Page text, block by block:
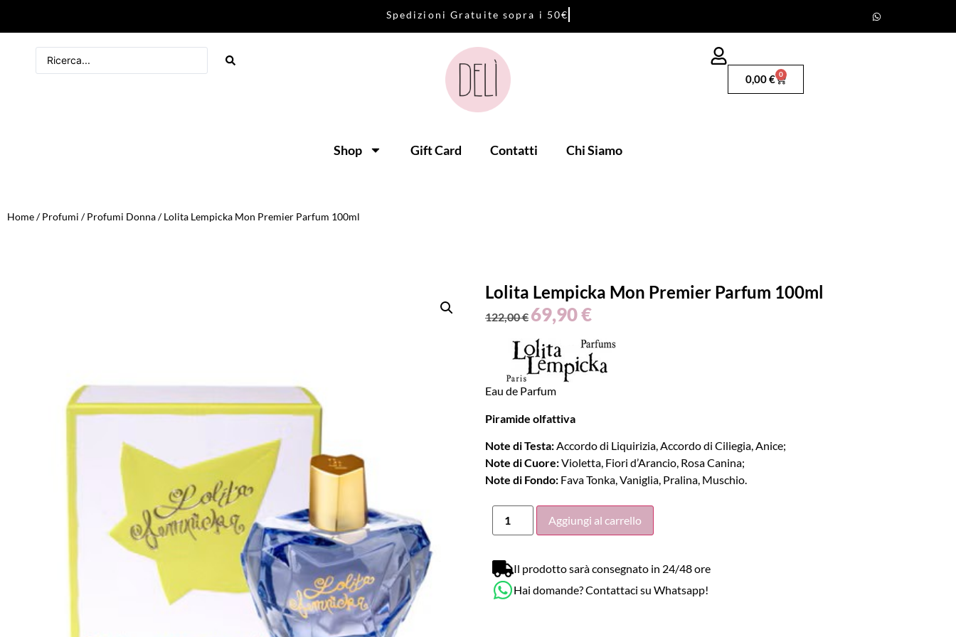
Sped izi on i Gratu ite sopra i 50€
0,00€ 0
Shop Gift Card Contatti Chi Siamo
Home/Profumi /Profumi Donna/ Lolita Lempicka Mon Premier Parfum 100ml
Lolita Lempicka Mon Premier Parfum 100ml
122,00€ 69,90€
Eau de Parfum
Piramide olfattiva
Note di Testa:Accordo di Liquirizia, Accordo di Ciliegia, Anice;
Note di Cuore:Violetta, Fiori d’Arancio, Rosa Canina;
Note di Fondo: Fava Tonka, Vaniglia, Pralina, Muschio.
Aggiungi al carrello
Il prodotto sarà consegnato in 24/48 ore
Hai domande? Contattaci su Whatsapp!